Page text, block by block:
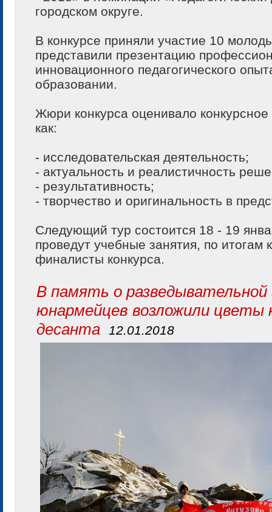
городском округе.
В конкурсе приняли участие 10
представили презентацию
инновационного педагогического
образовании.
Жюри конкурса оценивало
как:
- исследовательская деятельность;
- актуальность и реалистичность
- результативность;
- творчество и оригинальность в
Следующий тур состоится 18 - 19
проведут учебные занятия, по итогам
финалисты конкурса.
В память о разведывательной
юнармейцев возложили цветы
десанта12.01.2018